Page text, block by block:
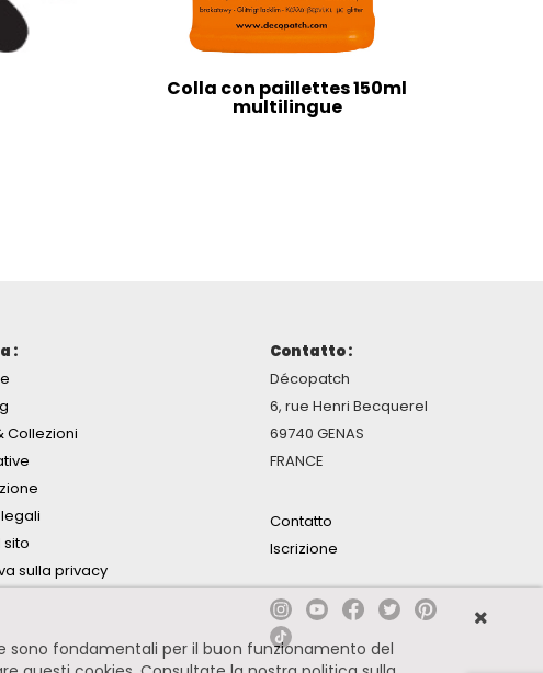
Colla con paillettes 150ml
multilingue
:
Collezioni
sito
sulla privacy
Contatto :
Décopatch
6, rue Henri Becquerel
69740 GENAS
FRANCE
Contatto
Iscrizione
sono fondamentali per il buon funzionamento del